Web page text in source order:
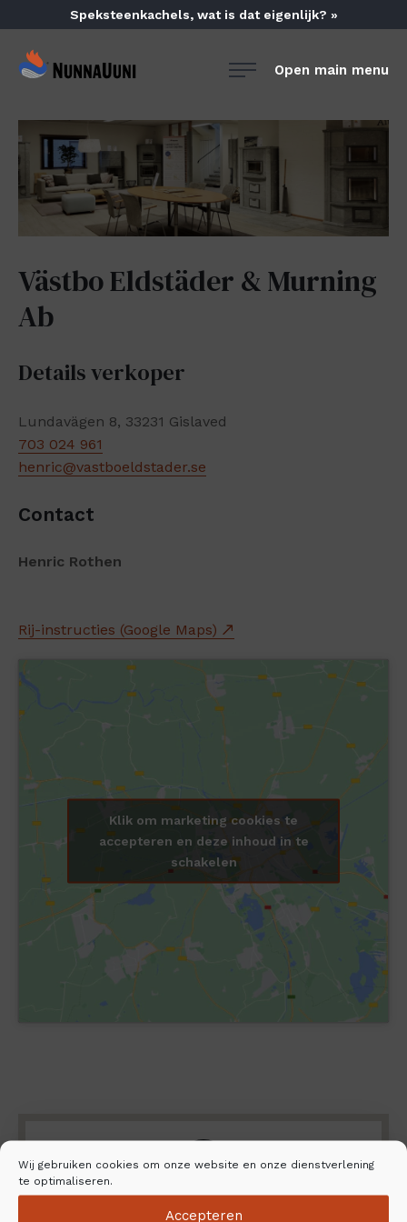
Wij gebruiken cookies om onze website en onze dienstverlening
te optimaliseren.
Accepteren
content
Speksteenkachels, wat is dat eigenlijk? »
NunnaUuni
suomalainen
vuolukivitakka
Open main menu
Västbo Eldstäder & Murning
Ab
Details verkoper
Lundavägen 8, 33231 Gislaved
703 024 961
henric@vastboeldstader.se
Contact
Henric Rothen
Rij-instructies (Google Maps)
Klik om marketing cookies te
accepteren en deze inhoud in te
schakelen